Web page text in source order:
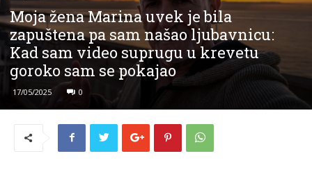
Moja žena Marina uvek je bila
zapuštena pa sam našao ljubavnicu:
Kad sam video suprugu u krevetu
goroko sam se pokajao
17/05/2025 0